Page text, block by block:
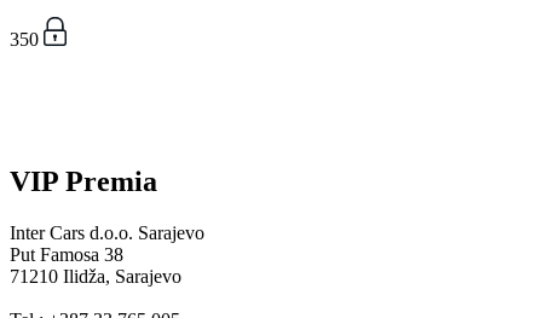
350
VIP Premia
Inter Cars d.o.o. Sarajevo
Put Famosa 38
71210 Ilidža, Sarajevo